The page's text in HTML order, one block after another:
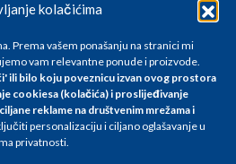
kolačićima
Prema vašem ponašanju na stranici mi
vam relevantne ponude i proizvode.
ili bilo koju poveznicu izvan ovog prostora
cookiesa (kolačića) i proslijeđivanje
reklame na društvenim mrežama i
personalizaciju i ciljano oglašavanje u
privatnosti.
u ponudi obratite nam se na
informativnog karaktera i podložne su
u Eurima i uključuju PDV. Sve